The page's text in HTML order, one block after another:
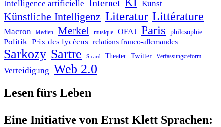
Intelligence artificielle Internet KI Kunst
Künstliche Intelligenz Literatur Littérature
Macron Medien Merkel musique OFAJ Paris philosophie
Politik Prix des lycéens relations franco-allemandes
Sarkozy Sartre Sicard Theater Twitter Verfassungsreform
Verteidigung Web 2.0
Lesen fürs Leben
Eine Initiative von Ernst Klett Sprachen: